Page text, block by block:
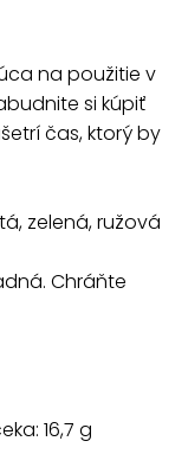
na použitie v
si kúpiť
čas, ktorý by
zelená, ružová
Chráňte
16,7 g